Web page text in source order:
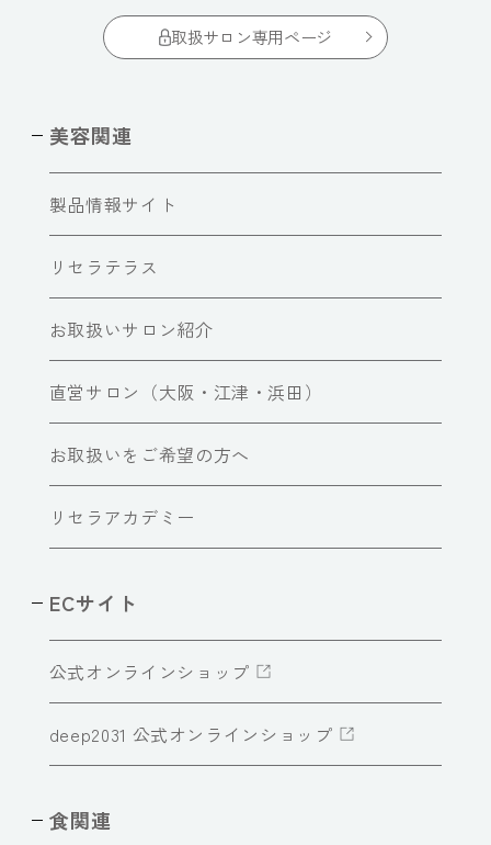
取扱サロン専用ページ
美容関連
製品情報サイト
リセラテラス
お取扱いサロン紹介
直営サロン（大阪・江津・浜田）
お取扱いをご希望の方へ
リセラアカデミー
ECサイト
公式オンラインショップ
deep2031 公式オンラインショップ
食関連